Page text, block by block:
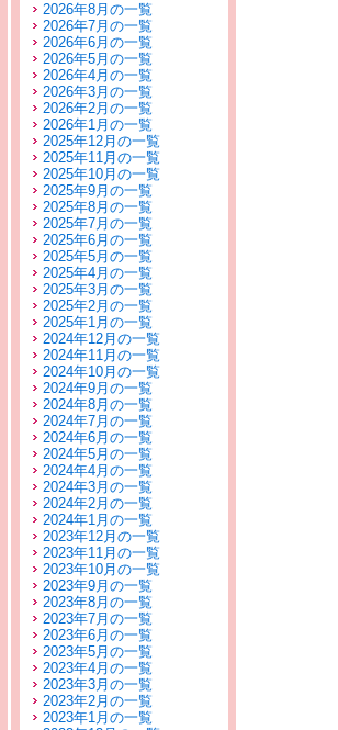
2026年8月の一覧
2026年7月の一覧
2026年6月の一覧
2026年5月の一覧
2026年4月の一覧
2026年3月の一覧
2026年2月の一覧
2026年1月の一覧
2025年12月の一覧
2025年11月の一覧
2025年10月の一覧
2025年9月の一覧
2025年8月の一覧
2025年7月の一覧
2025年6月の一覧
2025年5月の一覧
2025年4月の一覧
2025年3月の一覧
2025年2月の一覧
2025年1月の一覧
2024年12月の一覧
2024年11月の一覧
2024年10月の一覧
2024年9月の一覧
2024年8月の一覧
2024年7月の一覧
2024年6月の一覧
2024年5月の一覧
2024年4月の一覧
2024年3月の一覧
2024年2月の一覧
2024年1月の一覧
2023年12月の一覧
2023年11月の一覧
2023年10月の一覧
2023年9月の一覧
2023年8月の一覧
2023年7月の一覧
2023年6月の一覧
2023年5月の一覧
2023年4月の一覧
2023年3月の一覧
2023年2月の一覧
2023年1月の一覧